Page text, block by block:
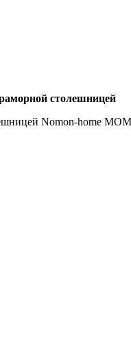
столешницей
Nomon-home